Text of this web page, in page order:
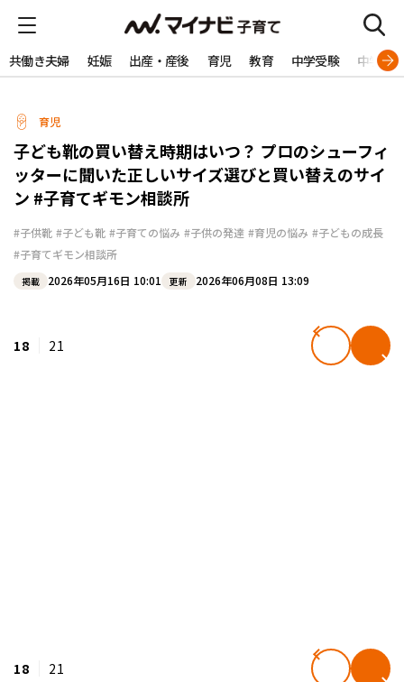
共働き夫婦 妊娠 出産・産後 育児 教育 中学受験 中学生
育児
子ども靴の買い替え時期はいつ？ プロのシューフィ
ッターに聞いた正しいサイズ選びと買い替えのサイ
ン #子育てギモン相談所
#子供靴 #子ども靴 #子育ての悩み #子供の発達 #育児の悩み #子どもの成長
#子育てギモン相談所
掲載 2026年05月16日 10:01 更新 2026年06月08日 13:09
18 21
18 21